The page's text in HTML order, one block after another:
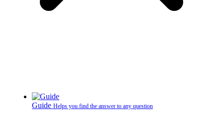
Guide Helps you find the answer to any question